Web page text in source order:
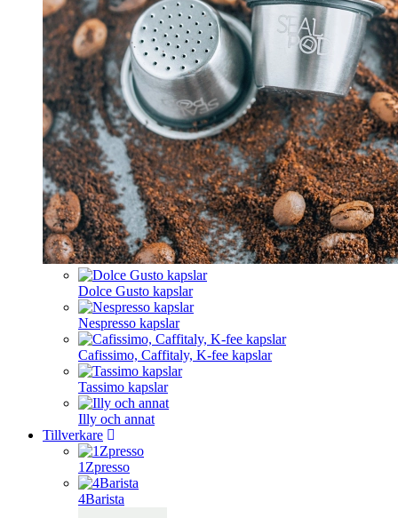
Dolce Gusto kapslar
Nespresso kapslar
Cafissimo, Caffitaly, K-fee kapslar
Tassimo kapslar
Illy och annat
Tillverkare
1Zpresso
4Barista